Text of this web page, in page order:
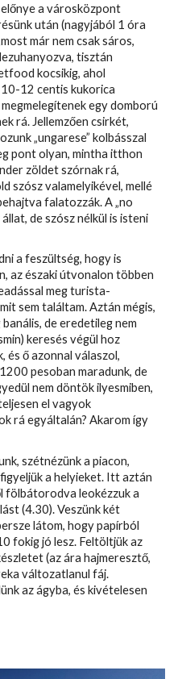
a városközpont
után (nagyjából 1 óra
már nem csak sáros,
tisztán
kocsikig, ahol
12 centis kukorica
egy domború
rá. Jellemzően csirkét,
„ungarese” kolbásszal
pont olyan, mintha itthon
zöldetszórnak rá,
szósz valamelyikével, mellé
falatozzák. A „no
de szósz nélkül is isteni
a feszültség, hogy is
az északi útvonalon többen
meg turista-
sem találtam. Aztán mégis,
de eredetileg nem
keresés végül hoz
ő azonnal válaszol,
pesoban maradunk, de
nem döntök ilyesmiben,
el vagyok
rá egyáltalán? Akarom így
szétnézünk a piacon,
a helyieket. Itt aztán
fölbátorodva leokézzuk a
(4.30). Veszünk két
látom, hogy papírból
fokig jó lesz. Feltöltjük az
(az ára hajmeresztő,
változatlanul fáj.
az ágyba, és kivételesen